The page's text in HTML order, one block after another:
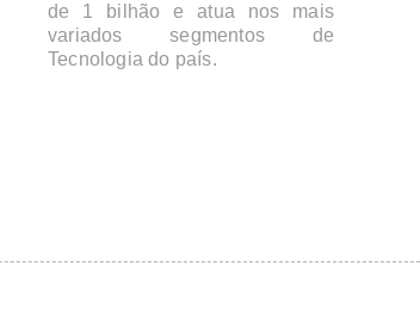
de 1 bilhão e atua nos mais
variados segmentos de
Tecnologia do país.